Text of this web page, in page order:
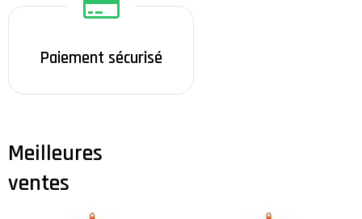
Paiement sécurisé
Meilleures
ventes